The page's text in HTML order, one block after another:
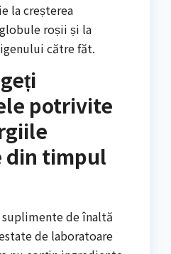
la creșterea
roșii și la
către făt.
potrivite
din timpul
de înaltă
de laboratoare